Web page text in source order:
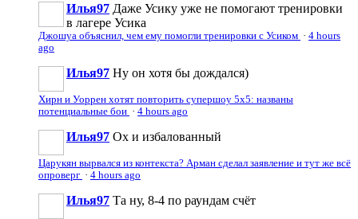
Илья97 Даже Усику уже не помогают тренировки
в лагере Усика
Джошуа объяснил, чем ему помогли тренировки с Усиком · 4 hours
ago
Илья97 Ну он хотя бы дождался)
Хирн и Уоррен хотят повторить супершоу 5х5: названы
потенциальные бои · 4 hours ago
Илья97 Ох и избалованный
Царукян вырвался из контекста? Арман сделал заявление и тут же всё
опроверг · 4 hours ago
Илья97 Та ну, 8-4 по раундам счёт